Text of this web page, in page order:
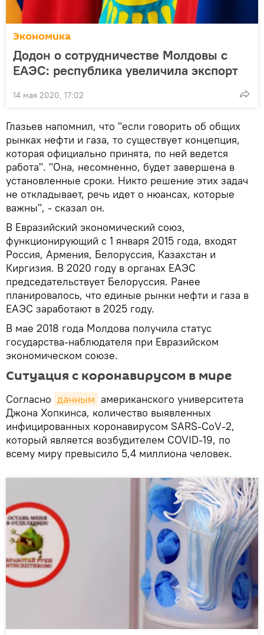
Экономика
Додон о сотрудничестве Молдовы с
ЕАЭС: республика увеличила экспорт
14 мая 2020, 17:02
Глазьев напомнил, что "если говорить об общих
рынках нефти и газа, то существует концепция,
которая официально принята, по ней ведется
работа". "Она, несомненно, будет завершена в
установленные сроки. Никто решение этих задач
не откладывает, речь идет о нюансах, которые
важны", - сказал он.
В Евразийский экономический союз,
функционирующий с 1 января 2015 года, входят
Россия, Армения, Белоруссия, Казахстан и
Киргизия. В 2020 году в органах ЕАЭС
председательствует Белоруссия. Ранее
планировалось, что единые рынки нефти и газа в
ЕАЭС заработают в 2025 году.
В мае 2018 года Молдова получила статус
государства-наблюдателя при Евразийском
экономическом союзе.
Ситуация с коронавирусом в мире
Согласно данным американского университета
Джона Хопкинса, количество выявленных
инфицированных коронавирусом SARS-CoV-2,
который является возбудителем COVID-19, по
всему миру превысило 5,4 миллиона человек.